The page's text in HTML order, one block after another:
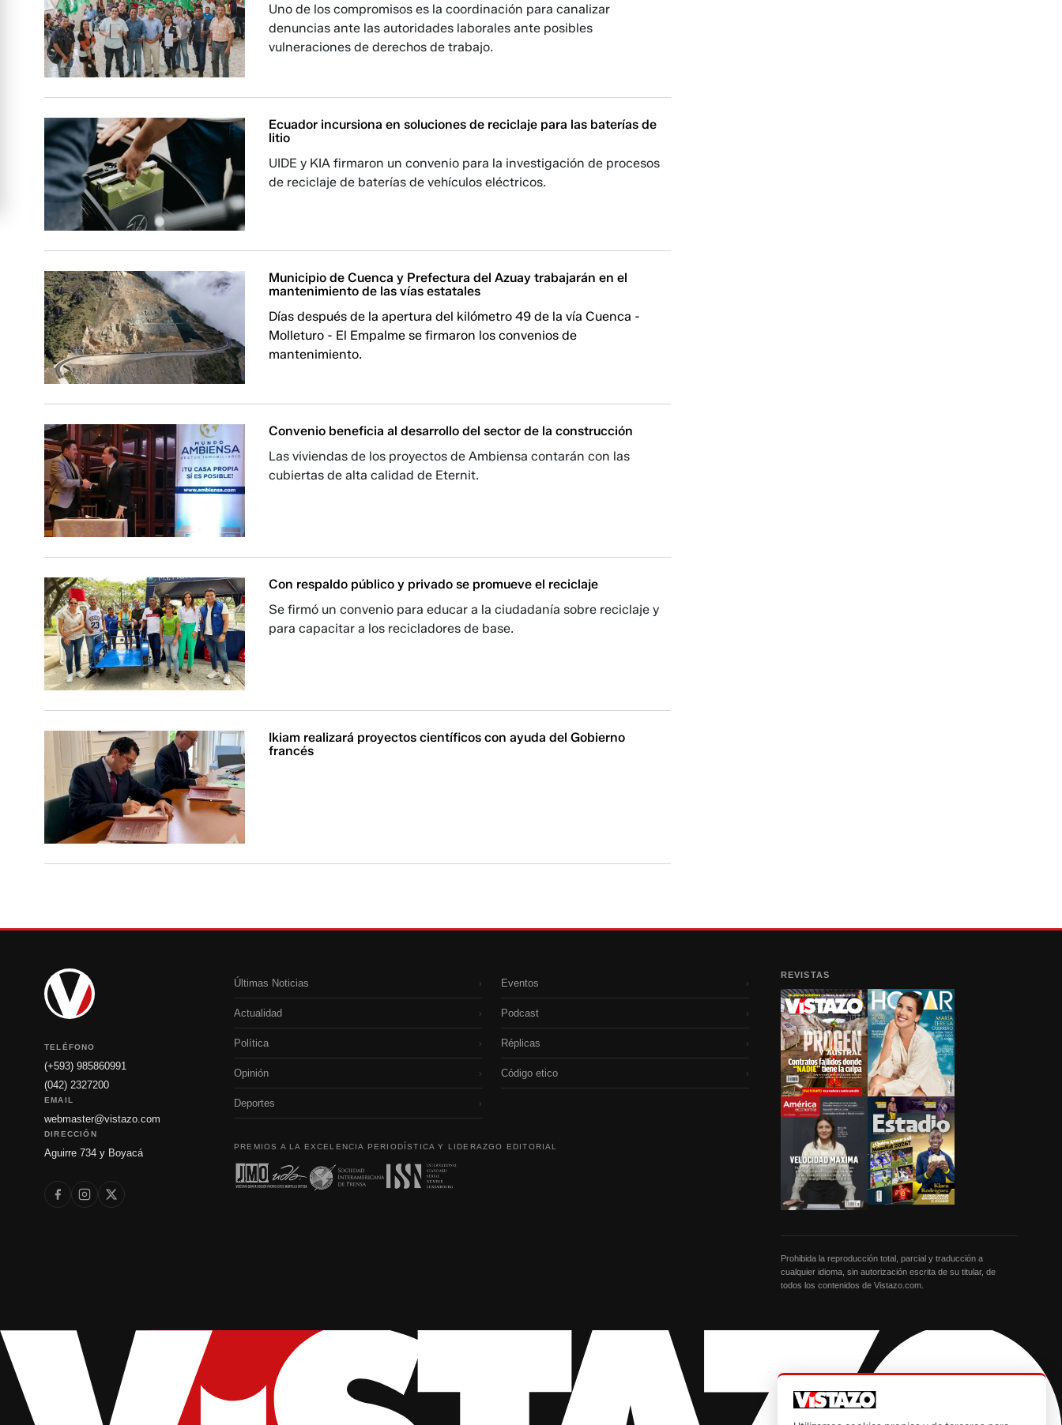
Uno de los compromisos es la coordinación para canalizar
denuncias ante las autoridades laborales ante posibles
vulneraciones de derechos de trabajo.
Ecuador incursiona en soluciones de reciclaje para las baterías de
litio
UIDE y KIA firmaron un convenio para la investigación de procesos
de reciclaje de baterías de vehículos eléctricos.
Municipio de Cuenca y Prefectura del Azuay trabajarán en el
mantenimiento de las vías estatales
Días después de la apertura del kilómetro 49 de la vía Cuenca -
Molleturo - El Empalme se firmaron los convenios de
mantenimiento.
Convenio beneficia al desarrollo del sector de la construcción
Las viviendas de los proyectos de Ambiensa contarán con las
cubiertas de alta calidad de Eternit.
Con respaldo público y privado se promueve el reciclaje
Se firmó un convenio para educar a la ciudadanía sobre reciclaje y
para capacitar a los recicladores de base.
Ikiam realizará proyectos científicos con ayuda del Gobierno
francés
TELÉFONO
(+593) 985860991
(042) 2327200
EMAIL
webmaster@vistazo.com
DIRECCIÓN
Aguirre 734 y Boyacá
Últimas Noticias ›
Actualidad ›
Política ›
Opinión ›
Deportes ›
Eventos ›
Podcast ›
Réplicas ›
Código etico ›
PREMIOS A LA EXCELENCIA PERIODÍSTICA Y LIDERAZGO EDITORIAL
REVISTAS
Prohibida la reproducción total, parcial y traducción a
cualquier idioma, sin autorización escrita de su titular, de
todos los contenidos de Vistazo.com.